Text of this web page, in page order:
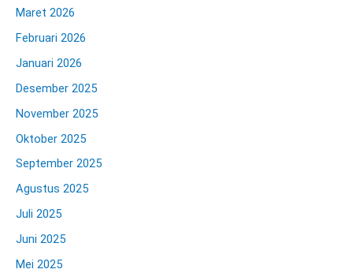
Maret 2026
Februari 2026
Januari 2026
Desember 2025
November 2025
Oktober 2025
September 2025
Agustus 2025
Juli 2025
Juni 2025
Mei 2025